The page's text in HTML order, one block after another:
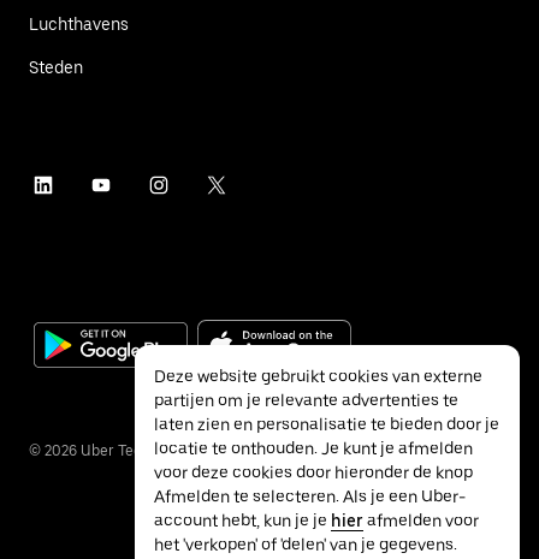
Luchthavens
Steden
© 2026 Uber Technologies Inc.
Deze website gebruikt cookies van externe
partijen om je relevante advertenties te
laten zien en personalisatie te bieden door je
locatie te onthouden. Je kunt je afmelden
voor deze cookies door hieronder de knop
Afmelden te selecteren. Als je een Uber-
account hebt, kun je je hierafmelden voor
het 'verkopen' of 'delen' van je gegevens.